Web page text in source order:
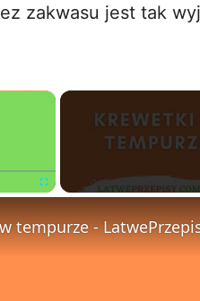
zakwasu jest tak
×
tempurze -